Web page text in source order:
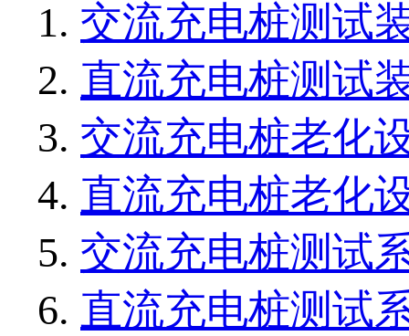
交流充电桩测试
直流充电桩测试
交流充电桩老化
直流充电桩老化
交流充电桩测试
直流充电桩测试